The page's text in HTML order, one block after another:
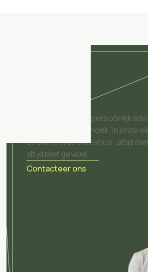
Hoe kunnen we
Unieke objecten, persoonlijk
inspiratie op elke hoek. In onze
of online in de webshop: altijd
altijd met gevoel.
Contacteer ons